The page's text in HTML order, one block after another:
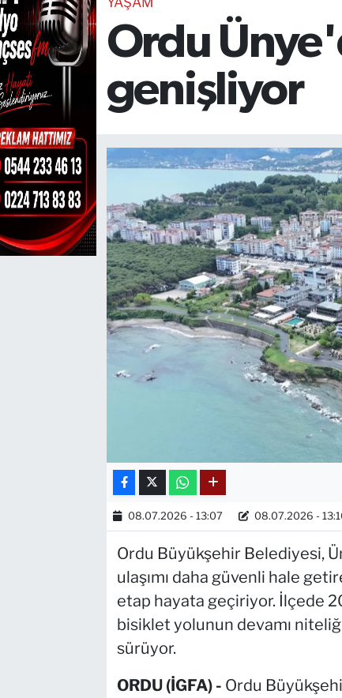
Ordu
genişliyor
08.07.2026 - 13:07 08.07.2026 -
Ordu Büyükşehir Belediyesi,
ulaşımı daha güvenli hale
etap hayata geçiriyor. İlçede
bisiklet yolunun devamı
sürüyor.
ORDU (İGFA) - Ordu
TEKNOLOJİ
CANLI DİNLE
RESMİ İLANLAR
Gencsesfm Canlı Dinle